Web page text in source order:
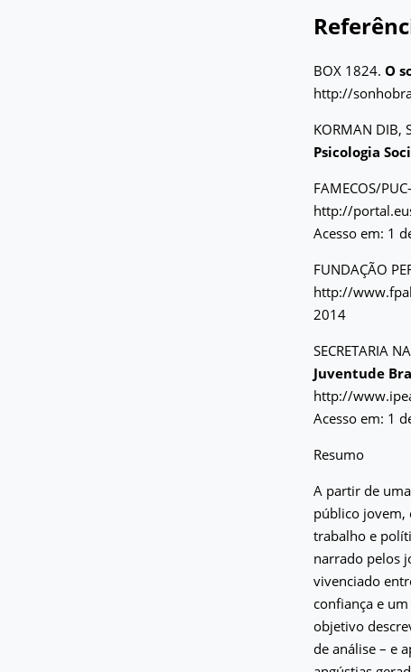
BOX 1824. O
http://
KORMAN DIB,
Psicologia
FAMECOS/
http://
Acesso em: 1
FUNDAÇÃO
http://
2014
SECRETARIA
Juventude
http://
Acesso em: 1
Resumo
A partir de
público jovem,
trabalho e
narrado pelos
vivenciado
confiança e
objetivo
de análise – e